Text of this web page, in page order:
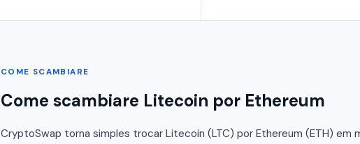
COME SCAMBIARE
Come scambiare Litecoin por Ethereum
CryptoSwap torna simples trocar Litecoin (LTC) por Ethereum (ETH) em